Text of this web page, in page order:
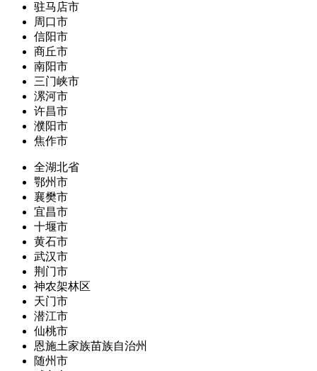
驻马店市
周口市
信阳市
商丘市
南阳市
三门峡市
漯河市
许昌市
濮阳市
焦作市
全湖北省
鄂州市
襄樊市
宜昌市
十堰市
黄石市
武汉市
荆门市
神农架林区
天门市
潜江市
仙桃市
恩施土家族苗族自治州
随州市